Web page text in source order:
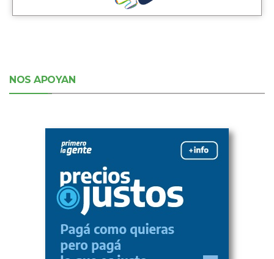
NOS APOYAN